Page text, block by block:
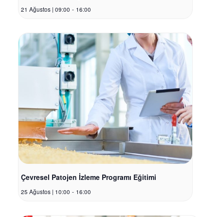
21 Ağustos | 09:00 - 16:00
Çevresel Patojen İzleme Programı Eğitimi
25 Ağustos | 10:00 - 16:00